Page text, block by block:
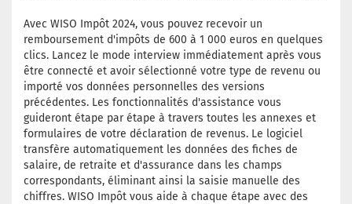
Avec WISO Impôt 2024, vous pouvez recevoir un
remboursement d'impôts de 600 à 1 000 euros en quelques
clics. Lancez le mode interview immédiatement après vous
être connecté et avoir sélectionné votre type de revenu ou
importé vos données personnelles des versions
précédentes. Les fonctionnalités d'assistance vous
guideront étape par étape à travers toutes les annexes et
formulaires de votre déclaration de revenus. Le logiciel
transfère automatiquement les données des fiches de
salaire, de retraite et d'assurance dans les champs
correspondants, éliminant ainsi la saisie manuelle des
chiffres. WISO Impôt vous aide à chaque étape avec des